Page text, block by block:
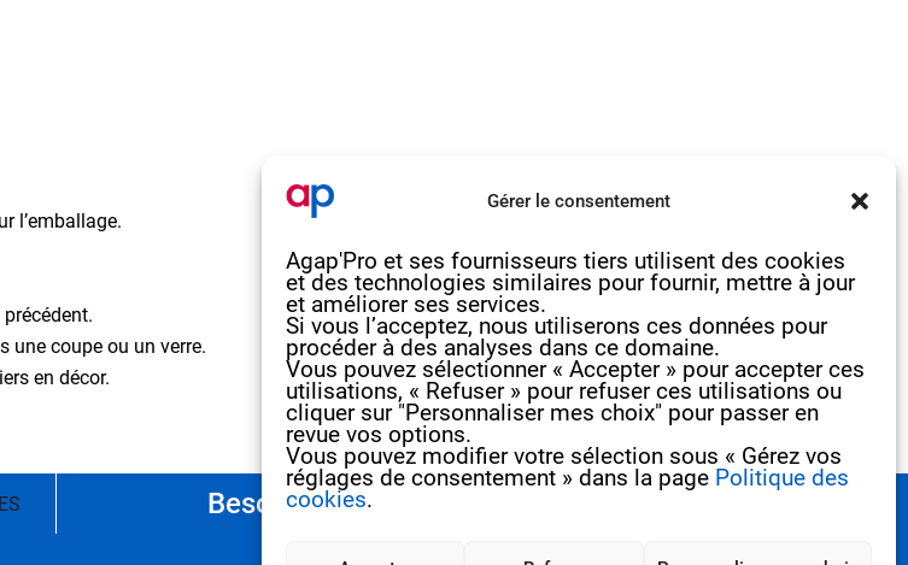
Gérer le consentement
Agap'Pro et ses fournisseurs tiers utilisent des cookies
et des technologies similaires pour fournir, mettre à jour
et améliorer ses services.
Si vous l’acceptez, nous utiliserons ces données pour
procéder à des analyses dans ce domaine.
Vous pouvez sélectionner « Accepter » pour accepter ces
utilisations, « Refuser » pour refuser ces utilisations ou
cliquer sur "Personnaliser mes choix" pour passer en
revue vos options.
Vous pouvez modifier votre sélection sous « Gérez vos
réglages de consentement » dans la page Politique des
cookies.
l’emballage.
une coupe ou un verre.
en décor.
Besoin d’information ?